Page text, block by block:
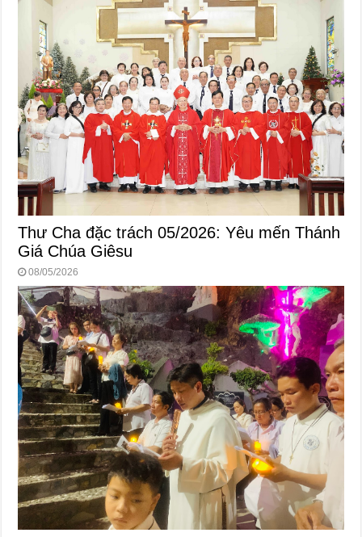
Thư Cha đặc trách 05/2026: Yêu mến Thánh
Giá Chúa Giêsu
08/05/2026